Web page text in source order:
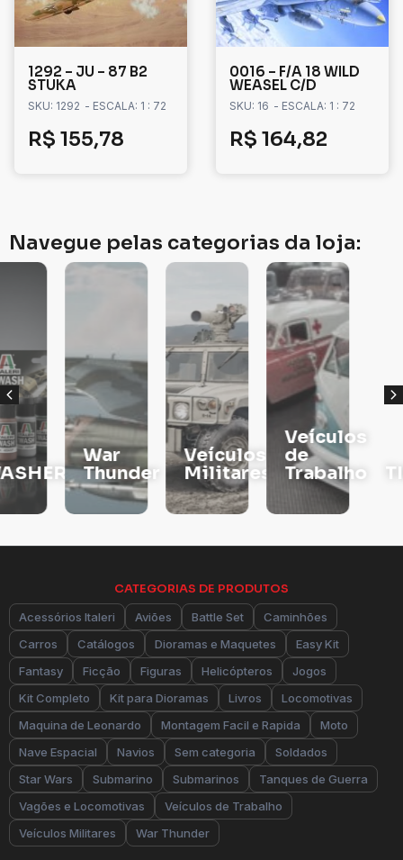
1292 – JU – 87 B2
STUKA
SKU: 1292 - ESCALA: 1 : 72
R$ 155,78
0016 – F/A 18 WILD
WEASEL C/D
SKU: 16 - ESCALA: 1 : 72
R$ 164,82
Navegue pelas categorias da loja:
War
Thunder
Veículos
Militares
Veículos
de
Trabalho
TINTAS
CATEGORIAS DE PRODUTOS
Acessórios Italeri Aviões Battle Set
Caminhões
Carros
Catálogos Dioramas e Maquetes
Easy Kit
Fantasy
Ficção Figuras Helicópteros
Jogos
Kit Completo
Kit para Dioramas Livros
Locomotivas
Maquina de Leonardo
Montagem Facil e Rapida
Moto
Nave Espacial
Navios Sem categoria
Soldados
Star Wars
Submarino Submarinos
Tanques de Guerra
Vagões e Locomotivas
Veículos de Trabalho
Veículos Militares
War Thunder